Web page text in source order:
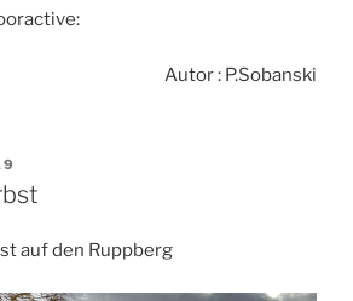
Autor : P.Sobanski
auf den Ruppberg